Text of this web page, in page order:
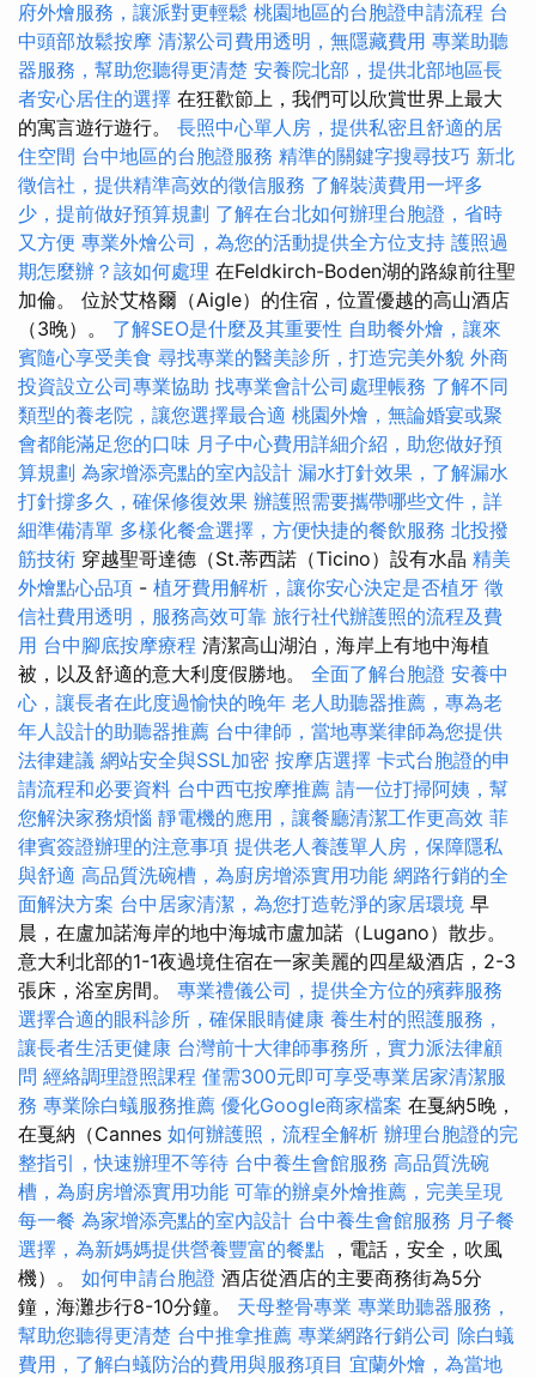
府外燴服務，讓派對更輕鬆 桃園地區的台胞證申請流程 台
中頭部放鬆按摩 清潔公司費用透明，無隱藏費用 專業助聽
器服務，幫助您聽得更清楚 安養院北部，提供北部地區長
者安心居住的選擇 在狂歡節上，我們可以欣賞世界上最大
的寓言遊行遊行。 長照中心單人房，提供私密且舒適的居
住空間 台中地區的台胞證服務 精準的關鍵字搜尋技巧 新北
徵信社，提供精準高效的徵信服務 了解裝潢費用一坪多
少，提前做好預算規劃 了解在台北如何辦理台胞證，省時
又方便 專業外燴公司，為您的活動提供全方位支持 護照過
期怎麼辦？該如何處理 在Feldkirch-Boden湖的路線前往聖
加倫。 位於艾格爾（Aigle）的住宿，位置優越的高山酒店
（3晚）。 了解SEO是什麼及其重要性 自助餐外燴，讓來
賓隨心享受美食 尋找專業的醫美診所，打造完美外貌 外商
投資設立公司專業協助 找專業會計公司處理帳務 了解不同
類型的養老院，讓您選擇最合適 桃園外燴，無論婚宴或聚
會都能滿足您的口味 月子中心費用詳細介紹，助您做好預
算規劃 為家增添亮點的室內設計 漏水打針效果，了解漏水
打針撐多久，確保修復效果 辦護照需要攜帶哪些文件，詳
細準備清單 多樣化餐盒選擇，方便快捷的餐飲服務 北投撥
筋技術 穿越聖哥達德（St.蒂西諾（Ticino）設有水晶 精美
外燴點心品項 - 植牙費用解析，讓你安心決定是否植牙 徵
信社費用透明，服務高效可靠 旅行社代辦護照的流程及費
用 台中腳底按摩療程 清潔高山湖泊，海岸上有地中海植
被，以及舒適的意大利度假勝地。 全面了解台胞證 安養中
心，讓長者在此度過愉快的晚年 老人助聽器推薦，專為老
年人設計的助聽器推薦 台中律師，當地專業律師為您提供
法律建議 網站安全與SSL加密 按摩店選擇 卡式台胞證的申
請流程和必要資料 台中西屯按摩推薦 請一位打掃阿姨，幫
您解決家務煩惱 靜電機的應用，讓餐廳清潔工作更高效 菲
律賓簽證辦理的注意事項 提供老人養護單人房，保障隱私
與舒適 高品質洗碗槽，為廚房增添實用功能 網路行銷的全
面解決方案 台中居家清潔，為您打造乾淨的家居環境 早
晨，在盧加諾海岸的地中海城市盧加諾（Lugano）散步。
意大利北部的1-1夜過境住宿在一家美麗的四星級酒店，2-3
張床，浴室房間。 專業禮儀公司，提供全方位的殯葬服務
選擇合適的眼科診所，確保眼睛健康 養生村的照護服務，
讓長者生活更健康 台灣前十大律師事務所，實力派法律顧
問 經絡調理證照課程 僅需300元即可享受專業居家清潔服
務 專業除白蟻服務推薦 優化Google商家檔案 在戛納5晚，
在戛納（Cannes 如何辦護照，流程全解析 辦理台胞證的完
整指引，快速辦理不等待 台中養生會館服務 高品質洗碗
槽，為廚房增添實用功能 可靠的辦桌外燴推薦，完美呈現
每一餐 為家增添亮點的室內設計 台中養生會館服務 月子餐
選擇，為新媽媽提供營養豐富的餐點 ，電話，安全，吹風
機）。 如何申請台胞證 酒店從酒店的主要商務街為5分
鐘，海灘步行8-10分鐘。 天母整骨專業 專業助聽器服務，
幫助您聽得更清楚 台中推拿推薦 專業網路行銷公司 除白蟻
費用，了解白蟻防治的費用與服務項目 宜蘭外燴，為當地